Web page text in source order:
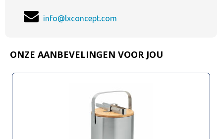
info@lxconcept.com
ONZE AANBEVELINGEN VOOR JOU